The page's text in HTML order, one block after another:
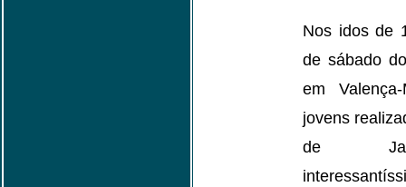
Nos idos de
de sábado
em
jovens
de